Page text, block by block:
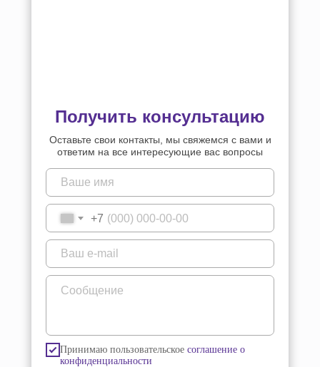
Получить консультацию
Оставьте свои контакты, мы свяжемся с вами и
ответим на все интересующие вас вопросы
+7
Принимаю пользовательское соглашение о
конфиденциальности